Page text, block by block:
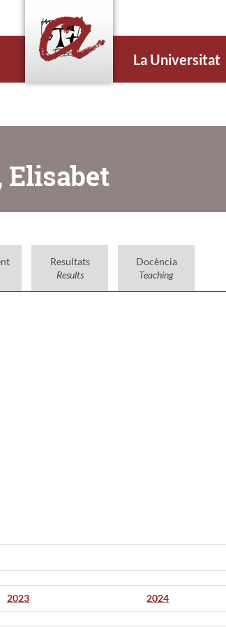
La Universitat
Elisabet
Resultats
Results
Docència
Teaching
2023 2024